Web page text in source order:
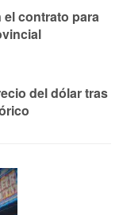
el contrato para
del dólar tras